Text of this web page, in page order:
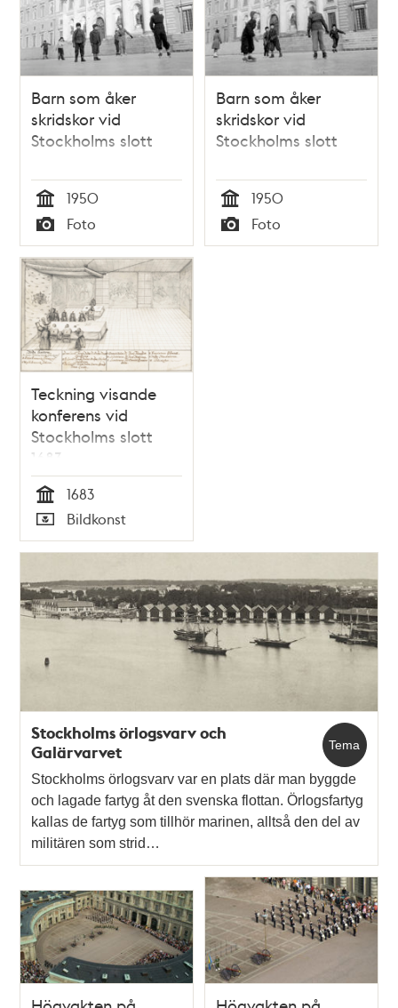
Barn som åker
skridskor vid
Stockholms slott
Tid
1950
Typ
Foto
Barn som åker
skridskor vid
Stockholms slott
Tid
1950
Typ
Foto
Teckning visande
konferens vid
Stockholms slott
1683
Tid
1683
Typ
Bildkonst
Tema
Stockholms örlogsvarv och
Galärvarvet
Stockholms örlogsvarv var en plats där man byggde
och lagade fartyg åt den svenska flottan. Örlogsfartyg
kallas de fartyg som tillhör marinen, alltså den del av
militären som strid…